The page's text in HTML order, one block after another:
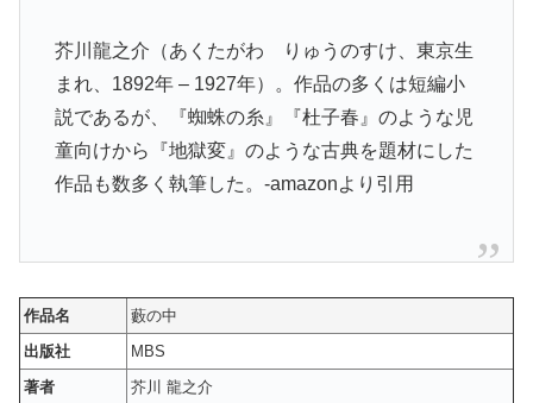
芥川龍之介（あくたがわ りゅうのすけ、東京生
まれ、1892年 – 1927年）。作品の多くは短編小
説であるが、『蜘蛛の糸』『杜子春』のような児
童向けから『地獄変』のような古典を題材にした
作品も数多く執筆した。-amazonより引用
作品名
藪の中
出版社
MBS
著者
芥川 龍之介